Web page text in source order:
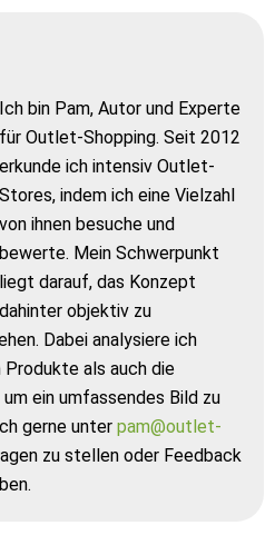
Ich bin Pam, Autor und Experte
für Outlet-Shopping. Seit 2012
erkunde ich intensiv Outlet-
Stores, indem ich eine Vielzahl
von ihnen besuche und
bewerte. Mein Schwerpunkt
liegt darauf, das Konzept
dahinter objektiv zu
Dabei analysiere ich
als auch die
ein umfassendes Bild zu
gerne unter pam@outlet-
zu stellen oder Feedback